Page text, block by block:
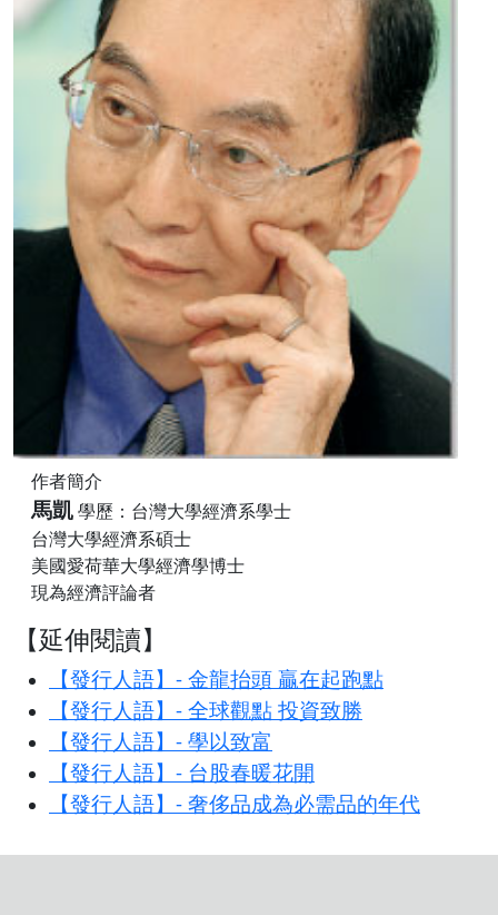
作者簡介
馬凱學歷：台灣大學經濟系學士
台灣大學經濟系碩士
美國愛荷華大學經濟學博士
現為經濟評論者
【延伸閱讀】
【發行人語】- 金龍抬頭 贏在起跑點
【發行人語】- 全球觀點 投資致勝
【發行人語】- 學以致富
【發行人語】- 台股春暖花開
【發行人語】- 奢侈品成為必需品的年代